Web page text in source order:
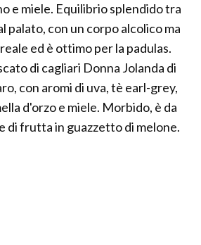
e miele. Equilibrio splendido tra
palato, con un corpo alcolico ma
ed è ottimo per la padulas.
di cagliari Donna Jolanda di
con aromi di uva, tè earl-grey,
d'orzo e miele. Morbido, è da
di frutta in guazzetto di melone.